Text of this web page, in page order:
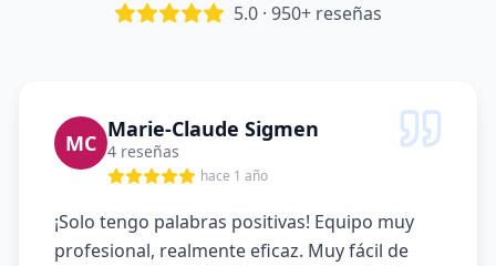
5.0 · 950+ reseñas
MC
Marie-Claude Sigmen
4 reseñas
hace 1 año
¡Solo tengo palabras positivas! Equipo muy
profesional, realmente eficaz. Muy fácil de